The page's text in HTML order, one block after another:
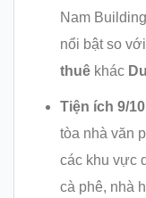
Nam
nổi bật so
thuêkhác
Tiện ích 9/
tòa nhà văn
các khu vực
cà phê, nhà